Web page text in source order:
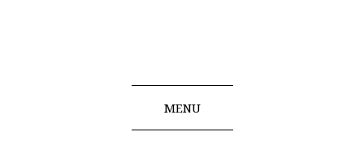
MENU